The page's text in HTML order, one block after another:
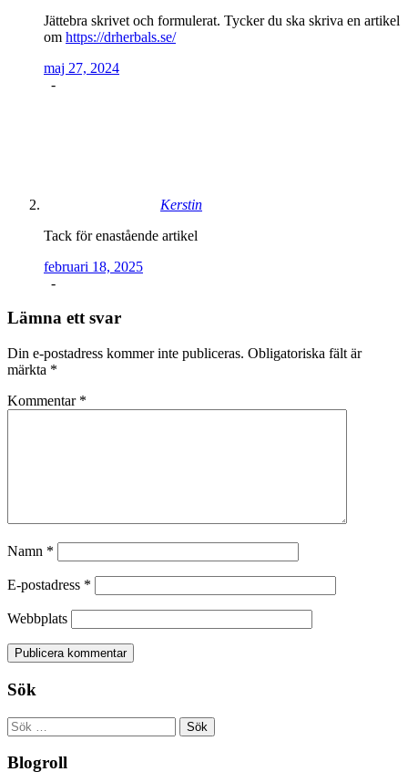
Jättebra skrivet och formulerat. Tycker du ska skriva en artikel
om https://drherbals.se/
maj 27, 2024
-
Kerstin
Tack för enastående artikel
februari 18, 2025
-
Lämna ett svar
Din e-postadress kommer inte publiceras. Obligatoriska fält är
märkta *
Kommentar *
Namn *
E-postadress *
Webbplats
Sök
Sök
efter:
Blogroll